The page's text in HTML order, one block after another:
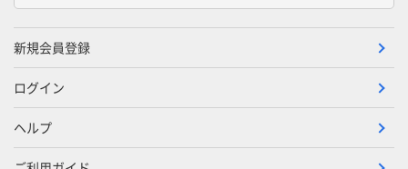
新規会員登録
ログイン
ヘルプ